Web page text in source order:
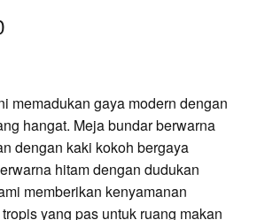
memadukan gaya modern dengan
hangat. Meja bundar berwarna
dengan kaki kokoh bergaya
hitam dengan dudukan
memberikan kenyamanan
yang pas untuk ruang makan